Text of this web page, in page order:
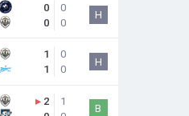
0
0
0
0
Н
1
1
0
0
Н
▸ 2
1
В